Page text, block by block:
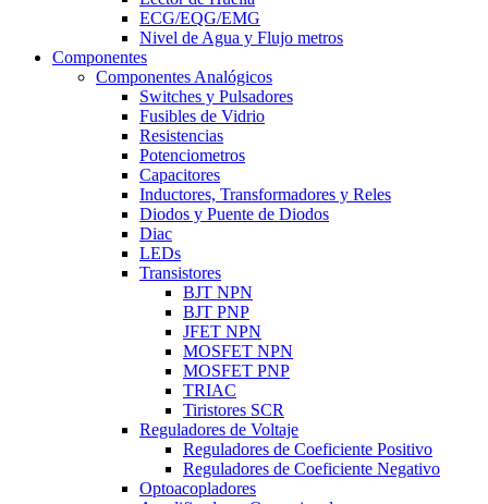
ECG/EQG/EMG
Nivel de Agua y Flujo metros
Componentes
Componentes Analógicos
Switches y Pulsadores
Fusibles de Vidrio
Resistencias
Potenciometros
Capacitores
Inductores, Transformadores y Reles
Diodos y Puente de Diodos
Diac
LEDs
Transistores
BJT NPN
BJT PNP
JFET NPN
MOSFET NPN
MOSFET PNP
TRIAC
Tiristores SCR
Reguladores de Voltaje
Reguladores de Coeficiente Positivo
Reguladores de Coeficiente Negativo
Optoacopladores